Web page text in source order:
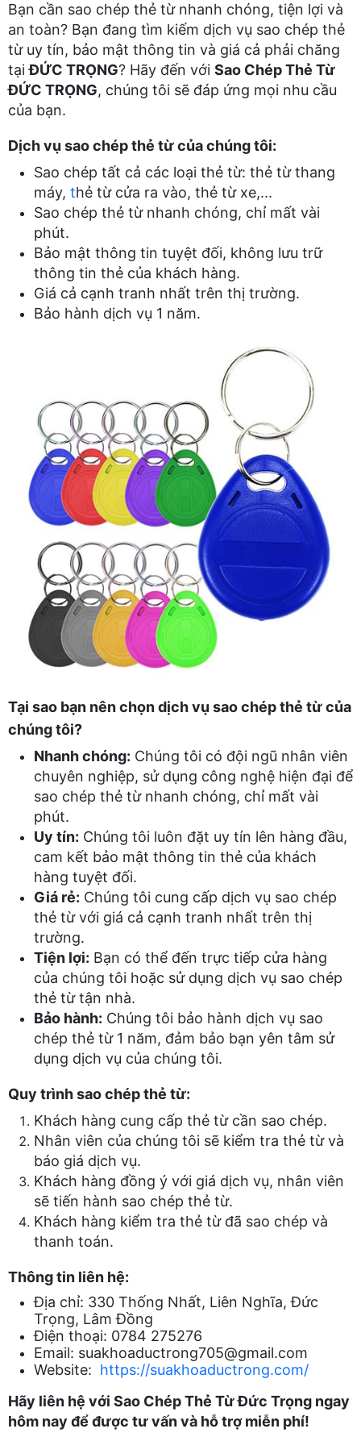
Bạn cần sao chép thẻ từ nhanh chóng, tiện lợi và
an toàn? Bạn đang tìm kiếm dịch vụ sao chép thẻ
từ uy tín, bảo mật thông tin và giá cả phải chăng
tạiĐỨC TRỌNG? Hãy đến với Sao Chép Thẻ Từ
ĐỨC TRỌNG, chúng tôi sẽ đáp ứng mọi nhu cầu
của bạn.
Dịch vụ sao chép thẻ từ của chúng tôi:
Sao chép tất cả các loại thẻ từ: thẻ từ thang
máy, thẻ từ cửa ra vào, thẻ từ xe,...
Sao chép thẻ từ nhanh chóng, chỉ mất vài
phút.
Bảo mật thông tin tuyệt đối, không lưu trữ
thông tin thẻ của khách hàng.
Giá cả cạnh tranh nhất trên thị trường.
Bảo hành dịch vụ 1 năm.
Tại sao bạn nên chọn dịch vụ sao chép thẻ từ của
chúng tôi?
Nhanh chóng: Chúng tôi có đội ngũ nhân viên
chuyên nghiệp, sử dụng công nghệ hiện đại để
sao chép thẻ từ nhanh chóng, chỉ mất vài
phút.
Uy tín: Chúng tôi luôn đặt uy tín lên hàng đầu,
cam kết bảo mật thông tin thẻ của khách
hàng tuyệt đối.
Giá rẻ: Chúng tôi cung cấp dịch vụ sao chép
thẻ từ với giá cả cạnh tranh nhất trên thị
trường.
Tiện lợi: Bạn có thể đến trực tiếp cửa hàng
của chúng tôi hoặc sử dụng dịch vụ sao chép
thẻ từ tận nhà.
Bảo hành: Chúng tôi bảo hành dịch vụ sao
chép thẻ từ 1 năm, đảm bảo bạn yên tâm sử
dụng dịch vụ của chúng tôi.
Quy trình sao chép thẻ từ:
Khách hàng cung cấp thẻ từ cần sao chép.
Nhân viên của chúng tôi sẽ kiểm tra thẻ từ và
báo giá dịch vụ.
Khách hàng đồng ý với giá dịch vụ, nhân viên
sẽ tiến hành sao chép thẻ từ.
Khách hàng kiểm tra thẻ từ đã sao chép và
thanh toán.
Thông tin liên hệ:
Địa chỉ: 330 Thống Nhất, Liên Nghĩa, Đức
Trọng, Lâm Đồng
Điện thoại: 0784 275276
Email: suakhoaductrong705@gmail.com
Website: https://suakhoaductrong.com/
Hãy liên hệ với Sao Chép Thẻ TừĐức Trọng ngay
hôm nay để được tư vấn và hỗ trợ miễn phí!